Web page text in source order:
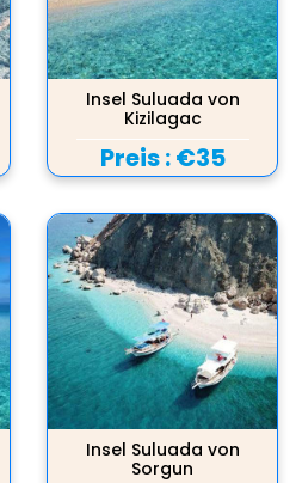
Insel Suluada von
Kizilagac
Preis :€35
Insel Suluada von
Sorgun